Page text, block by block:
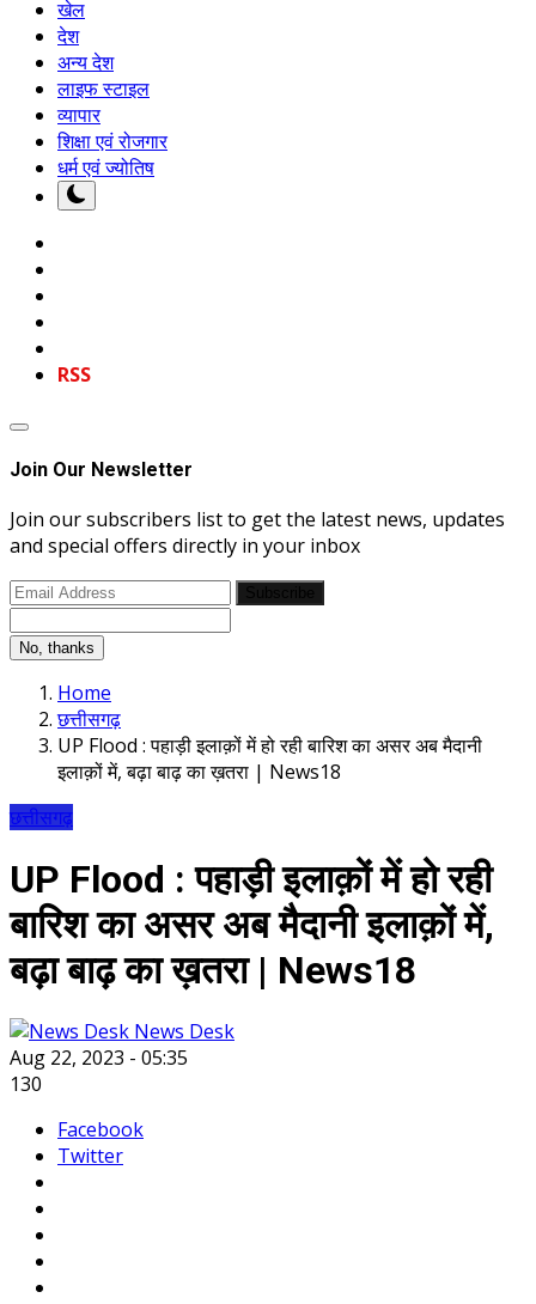
खेल
देश
अन्य देश
लाइफ स्टाइल
व्यापार
शिक्षा एवं रोजगार
धर्म एवं ज्योतिष
RSS
Join Our Newsletter
Join our subscribers list to get the latest news, updates
and special offers directly in your inbox
No, thanks
Home
छत्तीसगढ़
UP Flood : पहाड़ी इलाक़ों में हो रही बारिश का असर अब मैदानी
इलाक़ों में, बढ़ा बाढ़ का ख़तरा | News18
छत्तीसगढ़
UP Flood : पहाड़ी इलाक़ों में हो रही
बारिश का असर अब मैदानी इलाक़ों में,
बढ़ा बाढ़ का ख़तरा | News18
News Desk
Aug 22, 2023 - 05:35
130
Facebook
Twitter